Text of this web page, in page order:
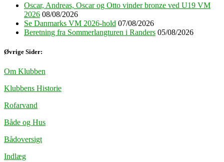
Oscar, Andreas, Oscar og Otto vinder bronze ved U19 VM
2026 08/08/2026
Se Danmarks VM 2026-hold 07/08/2026
Beretning fra Sommerlangturen i Randers 05/08/2026
Øvrige Sider:
Om Klubben
Klubbens Historie
Rofarvand
Både og Hus
Bådoversigt
Indlæg